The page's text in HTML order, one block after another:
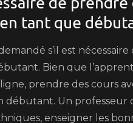
tant que
s’il est
Bien que
ligne, prendre des cours
débutant. Un
enseigner les